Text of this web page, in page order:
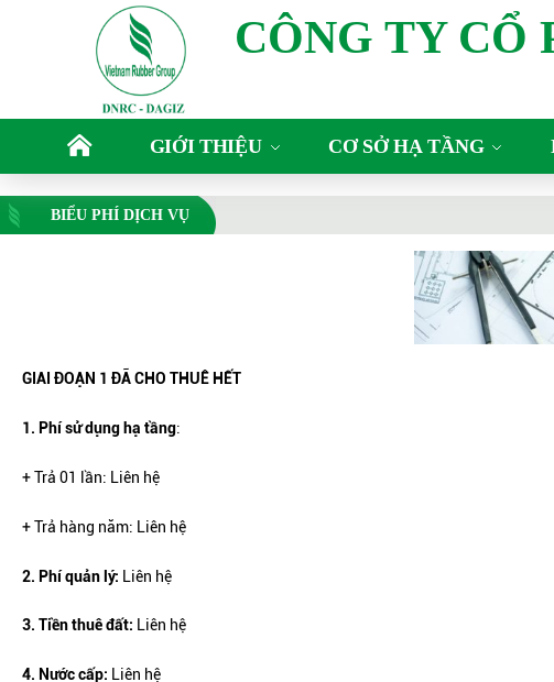
CÔNG TY CỔ
GIỚI THIỆU CƠ SỞ HẠ TẦNG
BIỂU PHÍ DỊCH VỤ
GIAI ĐOẠN 1 ĐÃ CHO THUÊ HẾT
1. Phí sử dụng hạ tầng:
+ Trả 01 lần: Liên hệ
+ Trả hàng năm: Liên hệ
2. Phí quản lý: Liên hệ
3. Tiền thuê đất: Liên hệ
4. Nước cấp: Liên hệ